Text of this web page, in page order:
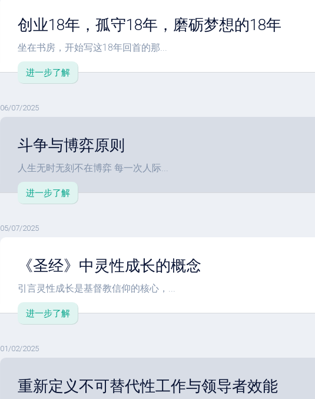
创业18年，孤守18年，磨砺梦想的18年
坐在书房，开始写这18年回首的那...
进一步了解
06/07/2025
斗争与博弈原则
人生无时无刻不在博弈 每一次人际...
进一步了解
05/07/2025
《圣经》中灵性成长的概念
引言灵性成长是基督教信仰的核心，...
进一步了解
01/02/2025
重新定义不可替代性工作与领导者效能